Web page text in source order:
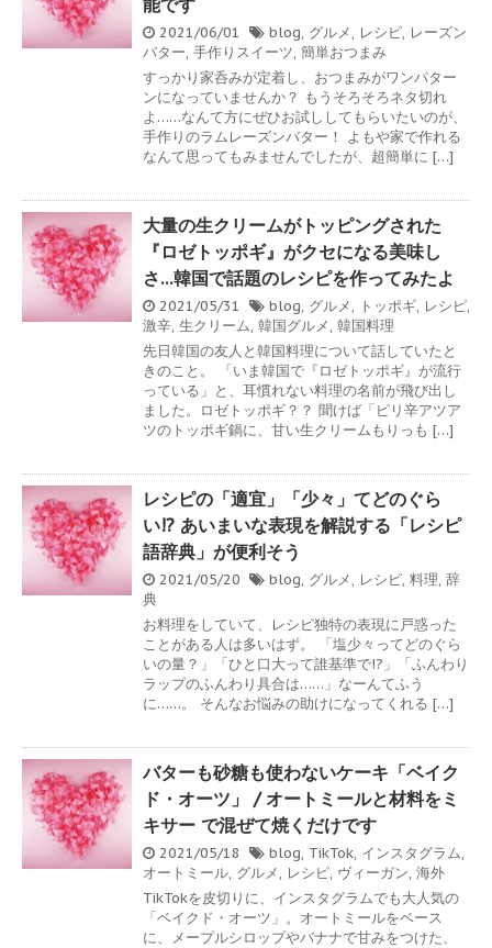
能です
2021/06/01 blog, グルメ, レシピ, レーズン
バター, 手作りスイーツ, 簡単おつまみ
すっかり家呑みが定着し、おつまみがワンパター
ンになっていませんか？ もうそろそろネタ切れ
よ……なんて方にぜひお試ししてもらいたいのが、
手作りのラムレーズンバター！ よもや家で作れる
なんて思ってもみませんでしたが、超簡単に […]
大量の生クリームがトッピングされた
『ロゼトッポギ』がクセになる美味し
さ…韓国で話題のレシピを作ってみたよ
2021/05/31 blog, グルメ, トッポギ, レシピ,
激辛, 生クリーム, 韓国グルメ, 韓国料理
先日韓国の友人と韓国料理について話していたと
きのこと。 「いま韓国で『ロゼトッポギ』が流行
っている」と、耳慣れない料理の名前が飛び出し
ました。ロゼトッポギ？？ 聞けば「ピリ辛アツア
ツのトッポギ鍋に、甘い生クリームもりっも […]
レシピの「適宜」「少々」てどのぐら
い!? あいまいな表現を解説する「レシピ
語辞典」が便利そう
2021/05/20 blog, グルメ, レシピ, 料理, 辞
典
お料理をしていて、レシピ独特の表現に戸惑った
ことがある人は多いはず。 「塩少々ってどのぐら
いの量？」「ひと口大って誰基準で!?」「ふんわり
ラップのふんわり具合は……」なーんてふう
に……。 そんなお悩みの助けになってくれる […]
バターも砂糖も使わないケーキ「ベイク
ド・オーツ」 / オートミールと材料をミ
キサー で混ぜて焼くだけです
2021/05/18 blog, TikTok, インスタグラム,
オートミール, グルメ, レシピ, ヴィーガン, 海外
TikTokを皮切りに、インスタグラムでも大人気の
「ベイクド・オーツ」。オートミールをベース
に、メープルシロップやバナナで甘みをつけた、